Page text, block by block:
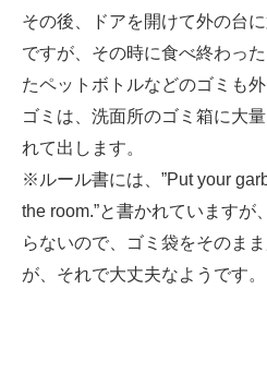
その後、ドアを開けて外の台
ですが、その時に食べ終わっ
たペットボトルなどのゴミも
ゴミは、洗面所のゴミ箱に大
れて出します。
※ルール書には、”Put your
the room.”と書かれていますが
らないので、ゴミ袋をそのま
が、それで大丈夫なようです。